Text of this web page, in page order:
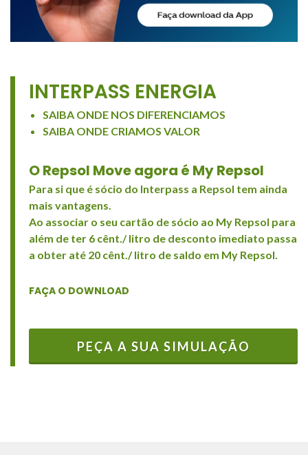
INTERPASS ENERGIA
SAIBA ONDE NOS DIFERENCIAMOS
SAIBA ONDE CRIAMOS VALOR
O Repsol Move agora é My Repsol
Para si que é sócio do Interpass a Repsol tem ainda
mais vantagens.
Ao associar o seu cartão de sócio ao My Repsol para
além de ter 6 cênt./ litro de desconto imediato passa
a obter até 20 cênt./ litro de saldo em My Repsol.
FAÇA O DOWNLOAD
PEÇA A SUA SIMULAÇÃO